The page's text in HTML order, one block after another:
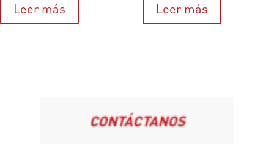
Leer más Leer más
CONTÁCTANOS